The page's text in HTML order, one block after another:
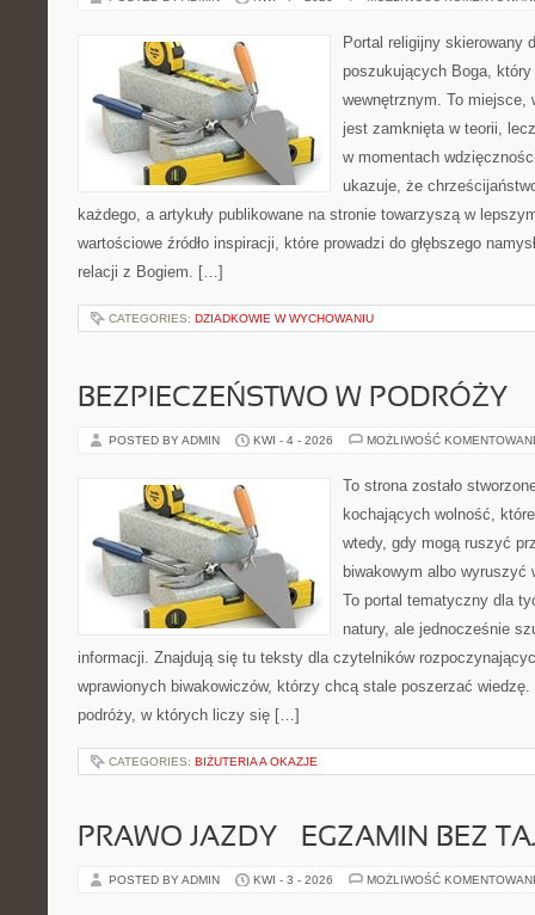
Portal religijny skierowany
poszukujących Boga,
wewnętrznym. To miejsce,
jest zamknięta w teorii,
w momentach
ukazuje, że
każdego, a artykuły publikowane na stronie towarzyszą w
wartościowe źródło inspiracji, które prowadzi do głębszego
relacji z Bogiem. […]
CATEGORIES: DZIADKOWIE W WYCHOWANIU
BEZPIECZEŃSTWO W PODRÓŻY
POSTED BY ADMIN KWI - 4 - 2026 MOŻLIWOŚĆ
To strona zostało
kochających wolność,
wtedy, gdy mogą ruszyć
biwakowym albo wyruszyć
To portal tematyczny dla
natury, ale jednocześnie
informacji. Znajdują się tu teksty dla czytelników
wprawionych biwakowiczów, którzy chcą stale poszerzać wiedzę.
podróży, w których liczy się […]
CATEGORIES: BIŻUTERIA A OKAZJE
PRAWO JAZDY – EGZAMIN BEZ
POSTED BY ADMIN KWI - 3 - 2026 MOŻLIWOŚĆ